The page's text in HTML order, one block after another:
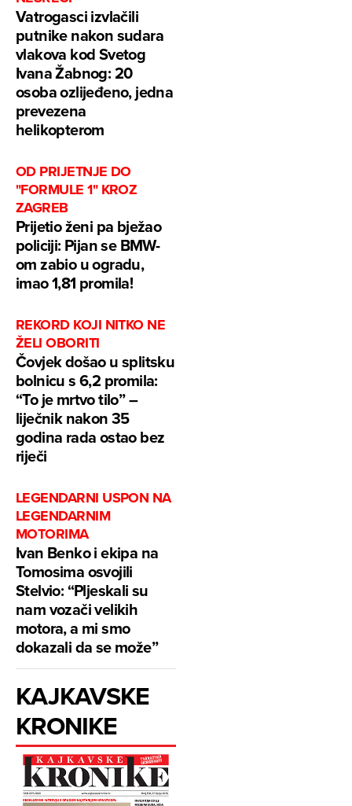
Vatrogasci izvlačili
putnike nakon sudara
vlakova kod Svetog
Ivana Žabnog: 20
osoba ozlijeđeno, jedna
prevezena
helikopterom
OD PRIJETNJE DO
"FORMULE 1" KROZ
ZAGREB
Prijetio ženi pa bježao
policiji: Pijan se BMW-
om zabio u ogradu,
imao 1,81 promila!
REKORD KOJI NITKO NE
ŽELI OBORITI
Čovjek došao u splitsku
bolnicu s 6,2 promila:
“To je mrtvo tilo” –
liječnik nakon 35
godina rada ostao bez
riječi
LEGENDARNI USPON NA
LEGENDARNIM
MOTORIMA
Ivan Benko i ekipa na
Tomosima osvojili
Stelvio: “Pljeskali su
nam vozači velikih
motora, a mi smo
dokazali da se može”
KAJKAVSKE
KRONIKE